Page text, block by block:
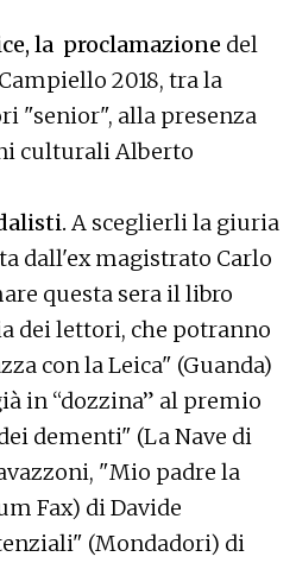
la proclamazione del
2018, tra la
"senior", alla presenza
culturali Alberto
A sceglierli la giuria
dall'ex magistrato Carlo
questa sera il libro
dei lettori, che potranno
con la Leica" (Guanda)
in “dozzina” al premio
dementi" (La Nave di
"Mio padre la
Fax) di Davide
(Mondadori) di